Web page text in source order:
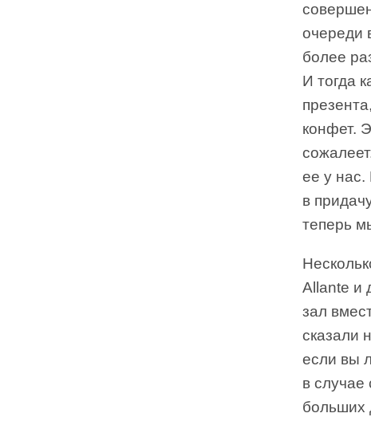
очереди
более
И тогда
конфет.
ее у нас.
в
теперь
Allante и
зал
сказали
если вы
в
больших